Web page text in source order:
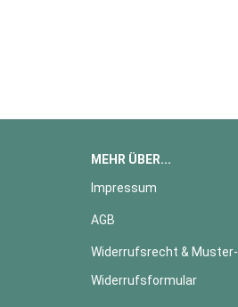
MEHR ÜBER...
Impressum
AGB
Widerrufsrecht & Muster-
Widerrufsformular